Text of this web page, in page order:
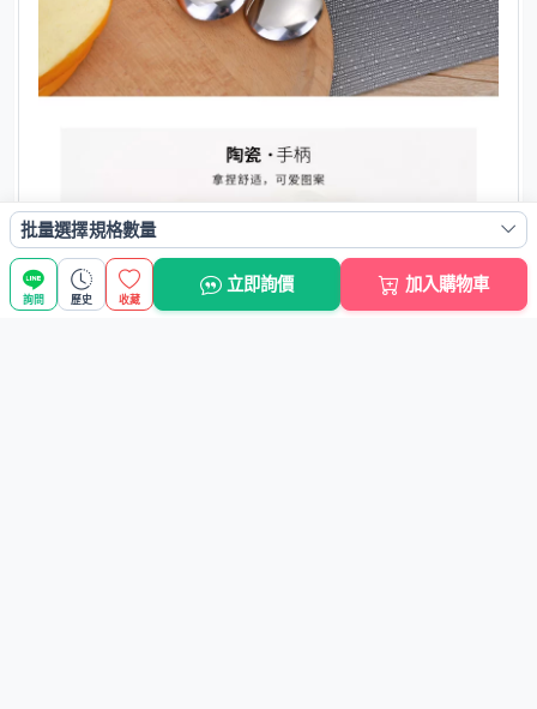
批量選擇規格數量
詢問 歷史 收藏
立即詢價 加入購物車